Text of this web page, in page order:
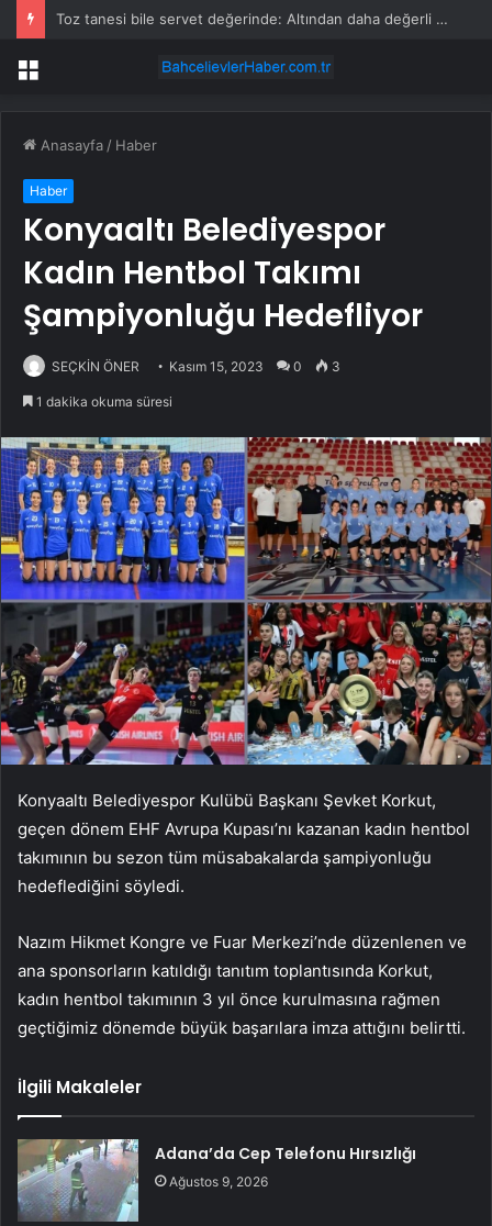
Toz tanesi bile servet değerinde: Altından daha değerli mineral keşfedildi
Menü
Anasayfa / Haber
Haber
Konyaaltı Belediyespor
Kadın Hentbol Takımı
Şampiyonluğu Hedefliyor
SEÇKİN ÖNER Kasım 15, 2023 0 3
1 dakika okuma süresi
Konyaaltı Belediyespor Kulübü Başkanı Şevket Korkut,
geçen dönem EHF Avrupa Kupası’nı kazanan kadın hentbol
takımının bu sezon tüm müsabakalarda şampiyonluğu
hedeflediğini söyledi.
Nazım Hikmet Kongre ve Fuar Merkezi’nde düzenlenen ve
ana sponsorların katıldığı tanıtım toplantısında Korkut,
kadın hentbol takımının 3 yıl önce kurulmasına rağmen
geçtiğimiz dönemde büyük başarılara imza attığını belirtti.
İlgili Makaleler
Adana’da Cep Telefonu Hırsızlığı
Ağustos 9, 2026